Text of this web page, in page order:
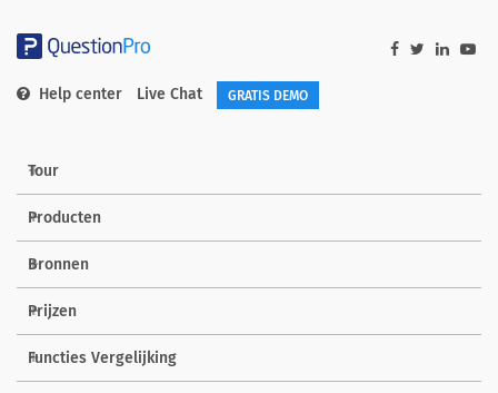
Help center Live Chat GRATIS DEMO
Tour
Producten
Bronnen
Prijzen
Functies Vergelijking